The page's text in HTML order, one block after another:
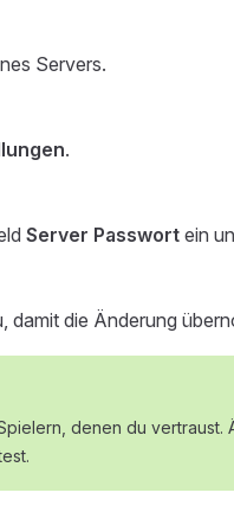
Servers.
.
Server Passwort ein
damit die Änderung
denen du